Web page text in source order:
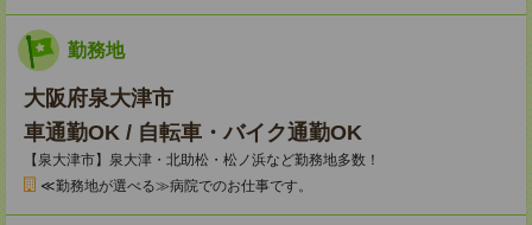
勤務地
大阪府泉大津市
車通勤OK / 自転車・バイク通勤OK
【泉大津市】泉大津・北助松・松ノ浜など勤務地多数！
≪勤務地が選べる≫病院でのお仕事です。